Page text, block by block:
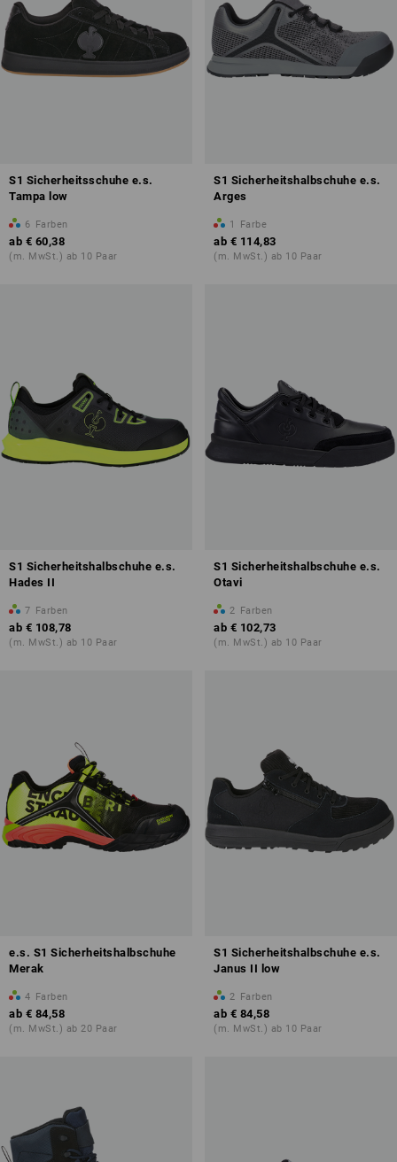
S1 Sicherheitsschuhe e.s.
Tampa low
6 Farben
ab € 60,38
(m. MwSt.) ab 10 Paar
S1 Sicherheitshalbschuhe e.s.
Arges
1 Farbe
ab € 114,83
(m. MwSt.) ab 10 Paar
S1 Sicherheitshalbschuhe e.s.
Hades II
7 Farben
ab € 108,78
(m. MwSt.) ab 10 Paar
S1 Sicherheitshalbschuhe e.s.
Otavi
2 Farben
ab € 102,73
(m. MwSt.) ab 10 Paar
e.s. S1 Sicherheitshalbschuhe
Merak
4 Farben
ab € 84,58
(m. MwSt.) ab 20 Paar
S1 Sicherheitshalbschuhe e.s.
Janus II low
2 Farben
ab € 84,58
(m. MwSt.) ab 10 Paar